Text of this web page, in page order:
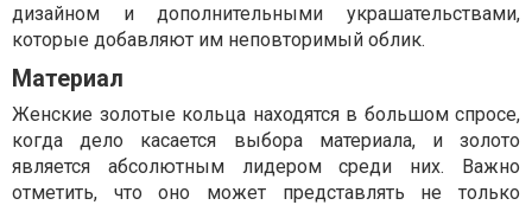
дизайном и дополнительными украшательствами,
которые добавляют им неповторимый облик.
Материал
Женские золотые кольца находятся в большом спросе,
когда дело касается выбора материала, и золото
является абсолютным лидером среди них. Важно
отметить, что оно может представлять не только